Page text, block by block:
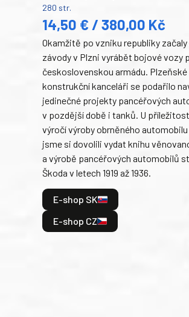
280 str.
14,50 € / 380,00 Kč
Okamžitě po vzniku republiky
závody v Plzni vyrábět bojové vozy
československou armádu. Plzeňské
konstrukční kanceláři se podařilo
jedinečné projekty pancéřových
v pozdější době i tanků. U
výročí výroby obrněného
jsme si dovolili vydat knihu
a výrobě pancéřových automobilů
Škoda v letech 1919 až 1936.
E-shop SK
E-shop CZ